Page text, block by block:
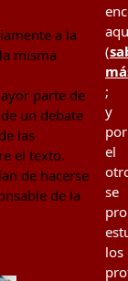
a la
misma
parte de
un debate
las
el texto.
de hacerse
de la
(
;
y
por
el
se
los